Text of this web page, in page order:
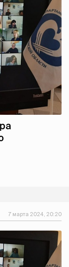
7 марта 2024, 20:20